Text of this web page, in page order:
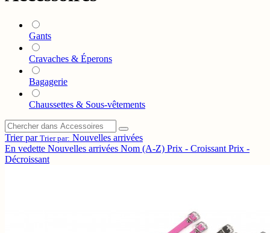
Gants
Cravaches & Éperons
Bagagerie
Chaussettes & Sous-vêtements
Trier par Trier par: Nouvelles arrivées
En vedette Nouvelles arrivées Nom (A-Z) Prix - Croissant Prix -
Décroissant